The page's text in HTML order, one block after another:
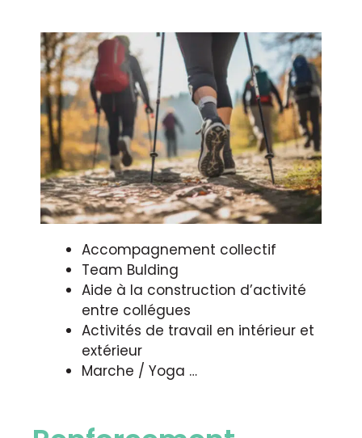
Accompagnement collectif
Team Bulding
Aide à la construction d’activité
entre collégues
Activités de travail en intérieur et
extérieur
Marche / Yoga …